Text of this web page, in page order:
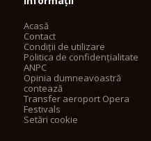
Acasă
Contact
Condiții de utilizare
Politica de confidențialitate
ANPC
Opinia dumneavoastră
contează
Transfer aeroport Opera
Festivals
Setări cookie